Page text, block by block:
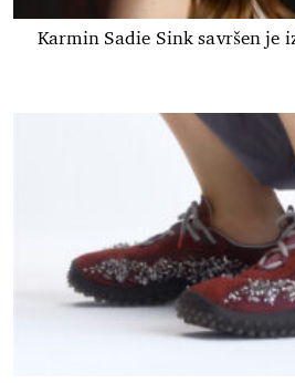
Karmin Sadie Sink savršen je